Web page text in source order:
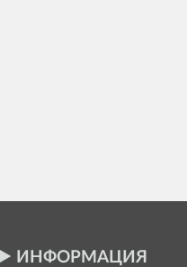
ИНФОРМАЦИЯ